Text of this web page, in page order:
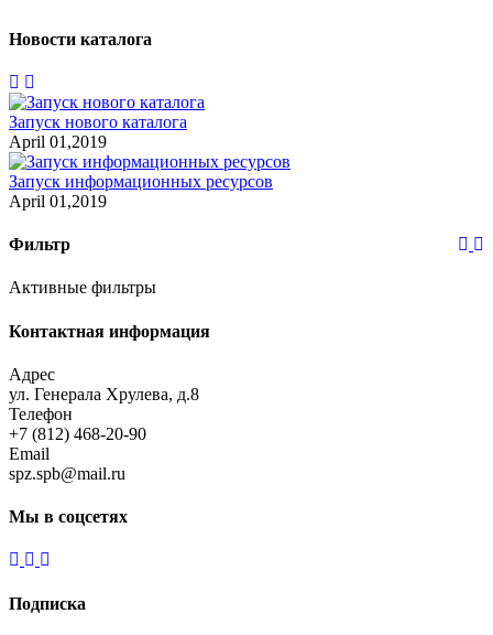
Новости каталога
Запуск нового каталога
April 01,2019
Запуск информационных ресурсов
April 01,2019
Фильтр
Активные фильтры
Контактная информация
Адрес
ул. Генерала Хрулева, д.8
Телефон
+7 (812) 468-20-90
Email
spz.spb@mail.ru
Мы в соцсетях
Подписка